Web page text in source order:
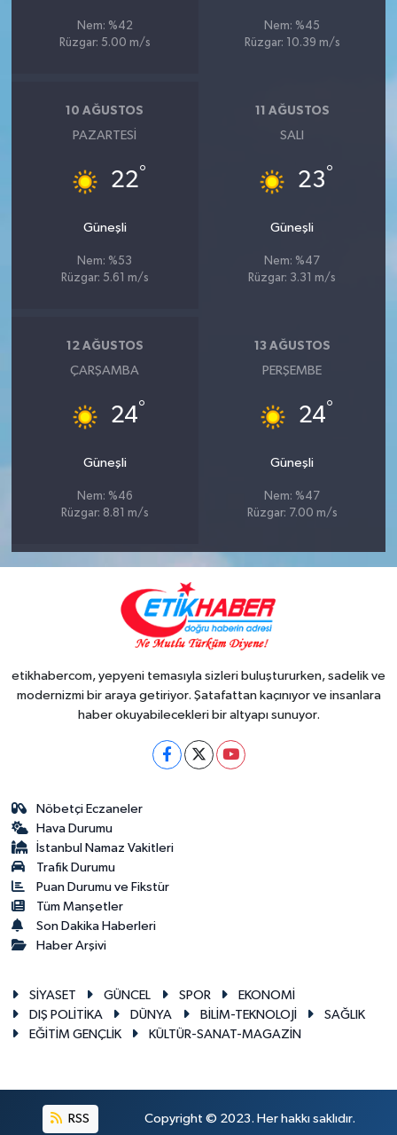
Nem: %42
Rüzgar: 5.00 m/s
Nem: %45
Rüzgar: 10.39 m/s
10 AĞUSTOS
PAZARTESI
22°
Güneşli
Nem: %53
Rüzgar: 5.61 m/s
11 AĞUSTOS
SALI
23°
Güneşli
Nem: %47
Rüzgar: 3.31 m/s
12 AĞUSTOS
ÇARŞAMBA
24°
Güneşli
Nem: %46
Rüzgar: 8.81 m/s
13 AĞUSTOS
PERŞEMBE
24°
Güneşli
Nem: %47
Rüzgar: 7.00 m/s
etikhabercom, yepyeni temasıyla sizleri buluştururken, sadelik ve
modernizmi bir araya getiriyor. Şatafattan kaçınıyor ve insanlara
haber okuyabilecekleri bir altyapı sunuyor.
Nöbetçi Eczaneler
Hava Durumu
İstanbul Namaz Vakitleri
Trafik Durumu
Puan Durumu ve Fikstür
Tüm Manşetler
Son Dakika Haberleri
Haber Arşivi
SİYASET GÜNCEL SPOR
EKONOMİ
DIŞ POLİTİKA
DÜNYA BİLİM-TEKNOLOJİ
SAĞLIK
EĞİTİM GENÇLİK
KÜLTÜR-SANAT-MAGAZİN
RSS Copyright © 2023. Her hakkı saklıdır.